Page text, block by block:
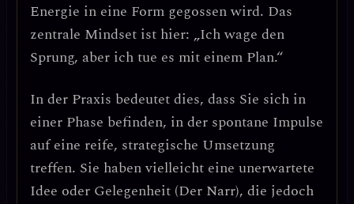
Energie in eine Form gegossen wird. Das
zentrale Mindset ist hier: „Ich wage den
Sprung, aber ich tue es mit einem Plan.“
In der Praxis bedeutet dies, dass Sie sich in
einer Phase befinden, in der spontane Impulse
auf eine reife, strategische Umsetzung
treffen. Sie haben vielleicht eine unerwartete
Idee oder Gelegenheit (Der Narr), die jedoch